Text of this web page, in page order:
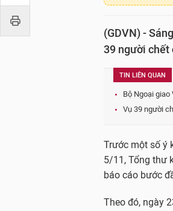
(GDVN) -
39 người chết
TIN LIÊN QUAN
Bộ Ngoại giao
Vụ 39 người
Trước một số ý
5/11, Tổng thư
báo cáo bước
Theo đó, ngày